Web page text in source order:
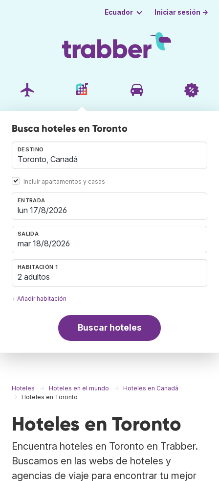
Ecuador Iniciar sesión →
Busca hoteles en Toronto
DESTINO
Incluir apartamentos y casas
ENTRADA
SALIDA
HABITACIÓN 1
2 adultos
+ Añadir habitación
Buscar hoteles
Hoteles Hoteles en el mundo
Hoteles en Canadá
Hoteles en Toronto
Hoteles en Toronto
Encuentra hoteles en Toronto en Trabber.
Buscamos en las webs de hoteles y
agencias de viaje para encontrar tu mejor